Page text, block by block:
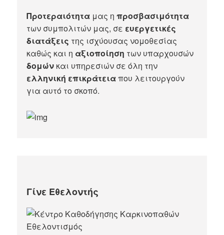
Προτεραιότητα μας ηπροσβασιμότητα
των συμπολιτών μας, σε ευεργετικές
διατάξεις της ισχύουσας νομοθεσίας
καθώς και η αξιοποίηση των υπαρχουσών
δομών και υπηρεσιών σε όλη την
ελληνική επικράτειαπου λειτουργούν
για αυτό το σκοπό.​
Γίνε Εθελοντής